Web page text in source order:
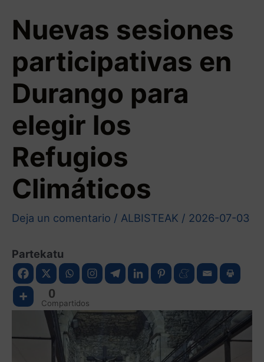
Nuevas sesiones
participativas en
Durango para
elegir los
Refugios
Climáticos
Deja un comentario / ALBISTEAK / 2026-07-03
Partekatu
0
Compartidos